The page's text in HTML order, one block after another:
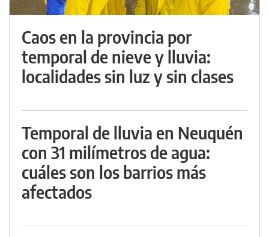
Caos en la provincia por
temporal de nieve y lluvia:
localidades sin luz y sin clases
Temporal de lluvia en Neuquén
con 31 milímetros de agua:
cuáles son los barrios más
afectados